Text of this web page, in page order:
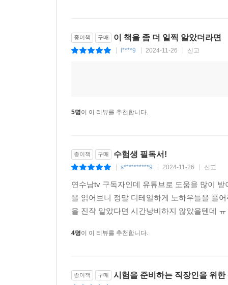
종이책 구매 이 책을 좀 더 일찍 알았더라면
l****9 2024-11-26 신고
5명이 이 리뷰를 추천합니다.
종이책 구매 수험생 필독서!
s**********9 2024-11-26 신고
연수남tv 구독자인데 유튜브로 도움을 많이
을 읽어보니 정말 디테일하게 노하우들을 풀
을 진작 알았다면 시간낭비하지 않았을텐데
4명이 이 리뷰를 추천합니다.
종이책 구매 시험을 준비하는 직장인을 위한